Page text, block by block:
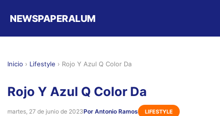
NEWSPAPERALUM
Inicio › Lifestyle › Rojo Y Azul Q Color Da
Rojo Y Azul Q Color Da
martes, 27 de junio de 2023Por Antonio Ramos LIFESTYLE